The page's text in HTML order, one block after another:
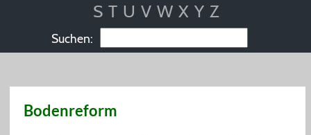
S T U V W X Y Z
Suchen:
Bodenreform